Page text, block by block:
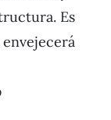
Es